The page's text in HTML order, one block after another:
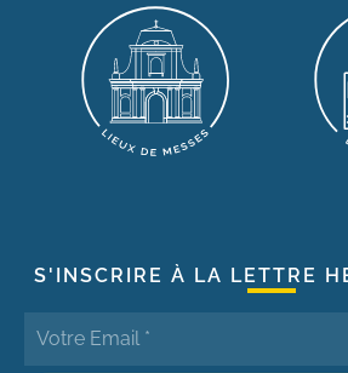
S'INSCRIRE À LA LETTRE